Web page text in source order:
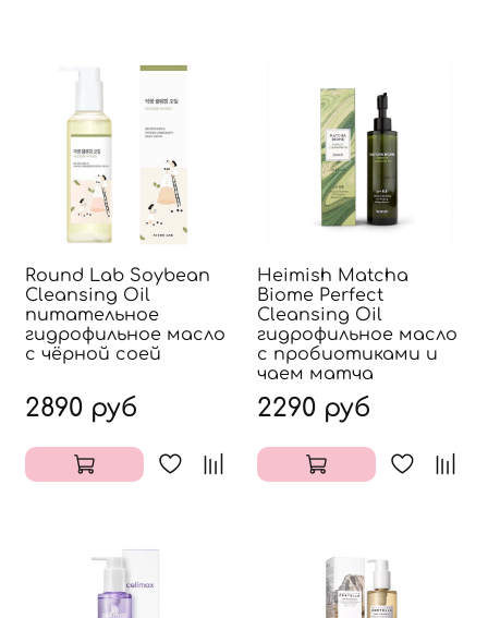
Round Lab Soybean
Cleansing Oil
питательное
гидрофильное масло
с чёрной соей
2890 руб
Heimish Matcha
Biome Perfect
Cleansing Oil
гидрофильное масло
с пробиотиками и
чаем матча
2290 руб